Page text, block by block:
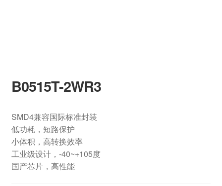
B0515T-2WR3
SMD4兼容国际标准封装
低功耗，短路保护
小体积，高转换效率
工业级设计，-40~+105度
国产芯片，高性能